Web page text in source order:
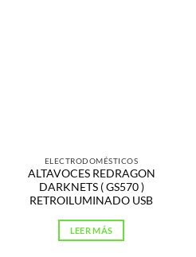
ELECTRODOMÉSTICOS
ALTAVOCES REDRAGON
DARKNETS ( GS570 )
RETROILUMINADO USB
LEER MÁS